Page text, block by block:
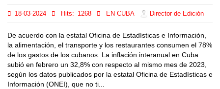
18-03-2024 Hits: 1268 EN CUBA Director de Edición
De acuerdo con la estatal Oficina de Estadísticas e Información,
la alimentación, el transporte y los restaurantes consumen el 78%
de los gastos de los cubanos. La inflación interanual en Cuba
subió en febrero un 32,8% con respecto al mismo mes de 2023,
según los datos publicados por la estatal Oficina de Estadísticas e
Información (ONEI), que no ti...